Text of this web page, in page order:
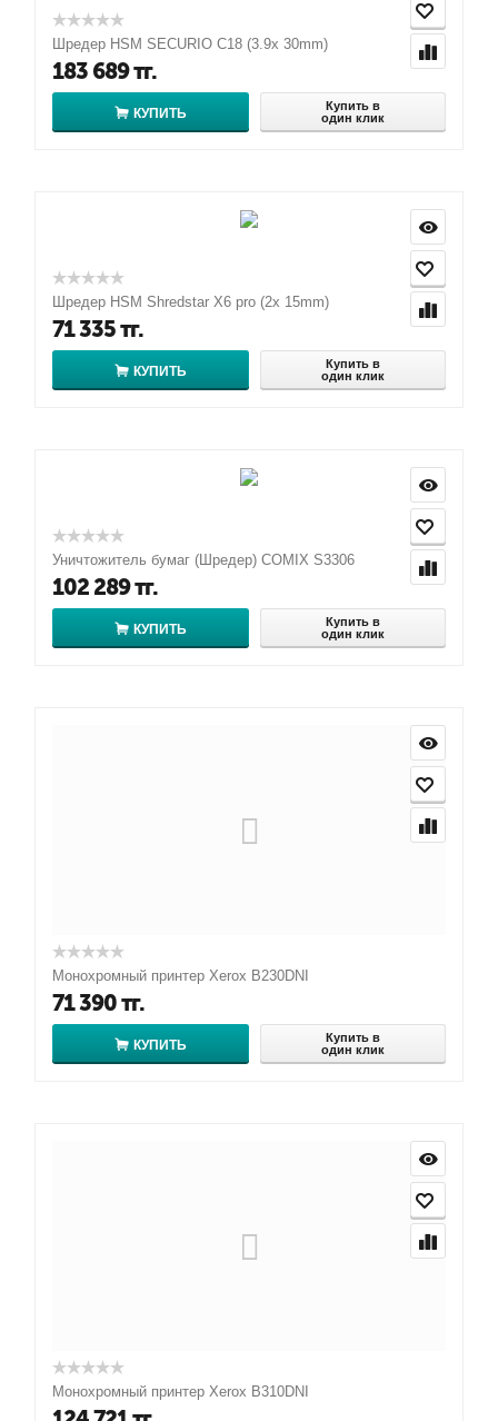
Шредер HSM SECURIO C18 (3.9x 30mm)
183 689тг.
КУПИТЬ
Купить в
один клик
Шредер HSM Shredstar X6 pro (2x 15mm)
71 335тг.
КУПИТЬ
Купить в
один клик
Уничтожитель бумаг (Шредер) COMIX S3306
102 289тг.
КУПИТЬ
Купить в
один клик
Монохромный принтер Xerox B230DNI
71 390тг.
КУПИТЬ
Купить в
один клик
Монохромный принтер Xerox B310DNI